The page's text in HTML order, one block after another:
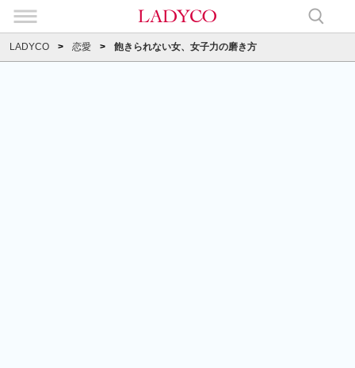
LADYCO 恋愛 飽きられない女、女子力の磨き方